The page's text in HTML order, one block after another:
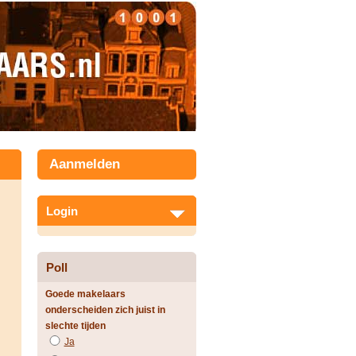
Aanmelden
Login
Poll
Goede makelaars
onderscheiden zich juist in
slechte tijden
Ja